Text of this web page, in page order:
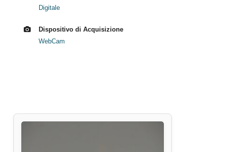
Digitale
Dispositivo di Acquisizione
WebCam